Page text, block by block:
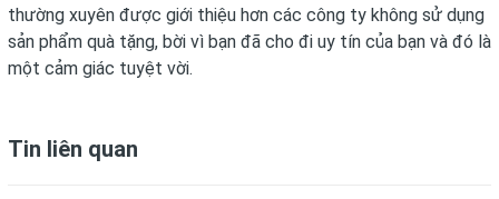
thường xuyên được giới thiệu hơn các công ty không sử dụng
sản phẩm quà tặng, bời vì bạn đã cho đi uy tín của bạn và đó là
một cảm giác tuyệt vời.
Tin liên quan